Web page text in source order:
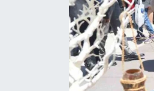
English News
Flaş Haber